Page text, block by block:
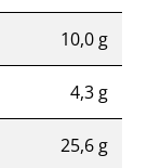
10,0 g
4,3 g
25,6 g